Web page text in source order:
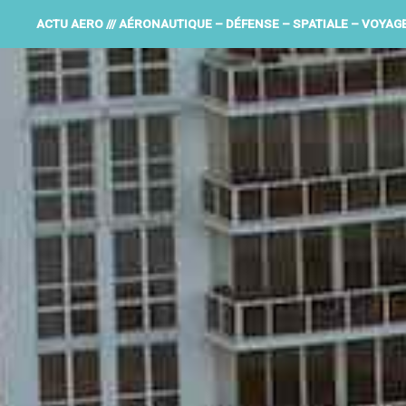
ACTU AERO /// AÉRONAUTIQUE – DÉFENSE – SPATIALE –